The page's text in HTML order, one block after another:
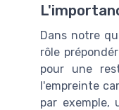
Dans notre
rôle
pour une
l'empreinte
par